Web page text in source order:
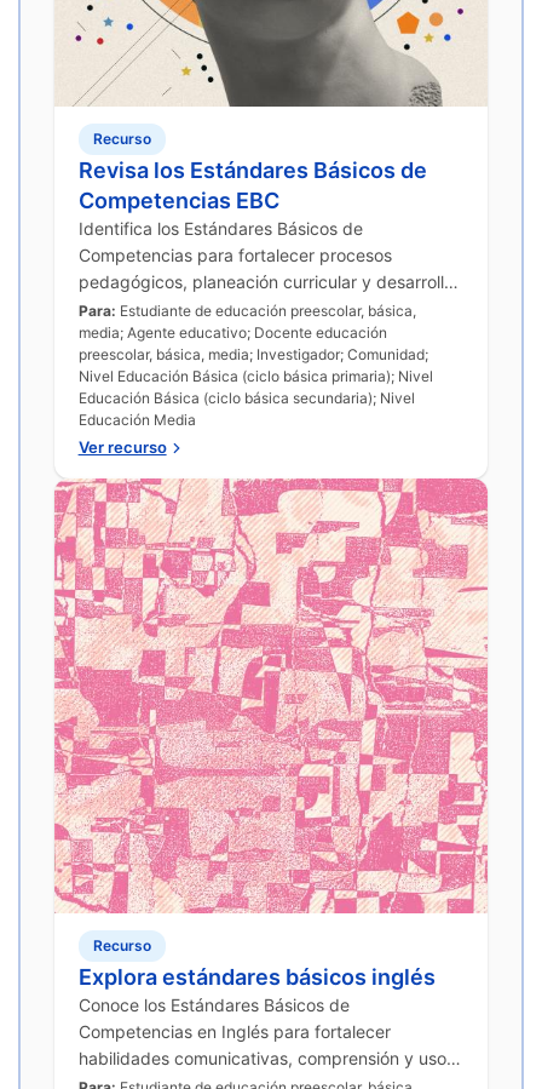
Recurso
Revisa los Estándares Básicos de
Competencias EBC
Identifica los Estándares Básicos de
Competencias para fortalecer procesos
pedagógicos, planeación curricular y desarrollo
de habilidades en diferentes áreas del
conocimiento.
Para: Estudiante de educación preescolar, básica,
media; Agente educativo; Docente educación
preescolar, básica, media; Investigador; Comunidad;
Nivel Educación Básica (ciclo básica primaria); Nivel
Educación Básica (ciclo básica secundaria); Nivel
Educación Media
Ver recurso
Recurso
Explora estándares básicos inglés
Conoce los Estándares Básicos de
Competencias en Inglés para fortalecer
habilidades comunicativas, comprensión y uso
de la lengua extranjera en contextos escolares.